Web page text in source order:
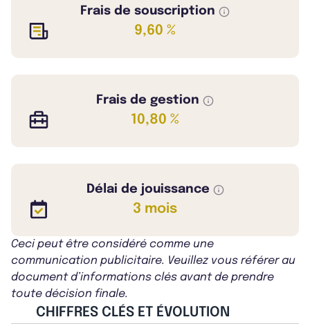
Frais de souscription
9,60 %
Frais de gestion
10,80 %
Délai de jouissance
3 mois
Ceci peut être considéré comme une
communication publicitaire. Veuillez vous référer au
document d’informations clés avant de prendre
toute décision finale.
CHIFFRES CLÉS ET ÉVOLUTION